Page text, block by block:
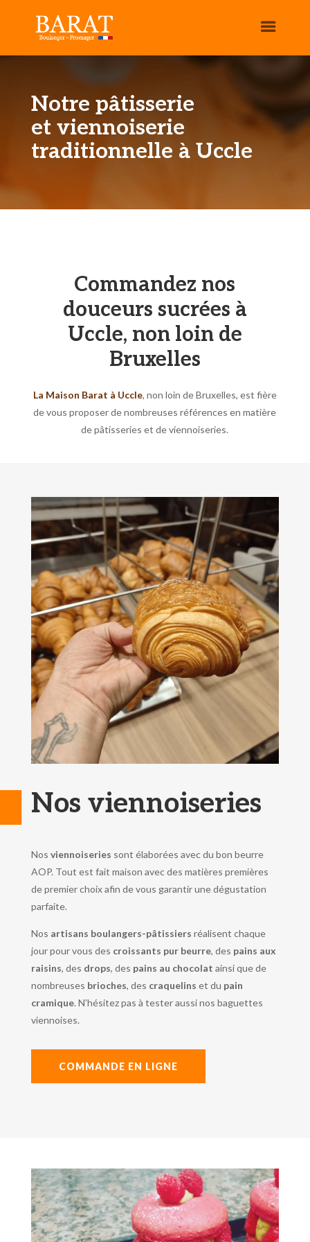
Notre pâtisserie
et viennoiserie
traditionnelle à Uccle
Commandez nos
douceurs sucrées à
Uccle, non loin de
Bruxelles
La Maison Barat à Uccle, non loin de Bruxelles, est fière
de vous proposer de nombreuses références en matière
de pâtisseries et de viennoiseries.
Nos viennoiseries
Nos viennoiseries sont élaborées avec du bon beurre
AOP. Tout est fait maison avec des matières premières
de premier choix afin de vous garantir une dégustation
parfaite.
Nos artisans boulangers-pâtissiers réalisent chaque
jour pour vous des croissants pur beurre, des pains aux
raisins, des drops, des pains au chocolat ainsi que de
nombreuses brioches, des craquelins et du pain
cramique. N’hésitez pas à tester aussi nos baguettes
viennoises.
COMMANDE EN LIGNE